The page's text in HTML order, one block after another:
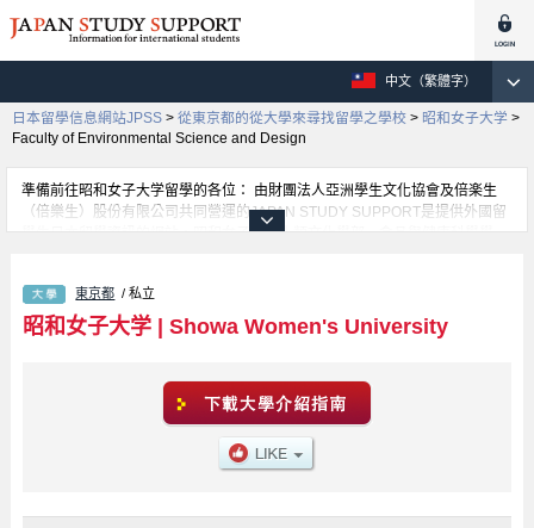
中文（繁體字）
日本留學信息網站JPSS > 從東京都的從大學來尋找留學之學校 > 昭和女子大学 >
Faculty of Environmental Science and Design
準備前往昭和女子大学留學的各位： 由財團法人亞洲學生文化協會及倍楽生
（倍樂生）股份有限公司共同營運的JAPAN STUDY SUPPORT是提供外國留
學生日本留學資訊的網站。昭和女子大学人類文化學部、食品與健康科學學
留學資訊的各位同學，請多多利用此網站查詢。另外，此網站上也有刊載約招
收留學生的1300所大學、大學院、短大、專門學校等資訊。
東京都 / 私立
昭和女子大学| Showa Women's University